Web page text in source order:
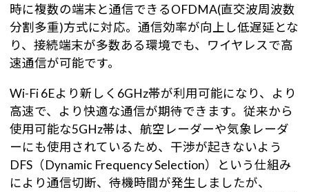
時に複数の端末と通信できるOFDMA(直交波周波数
分割多重)方式に対応。通信効率が向上し低遅延とな
り、接続端末が多数ある環境でも、ワイヤレスで高
速通信が可能です。
Wi-Fi 6Eより新しく6GHz帯が利用可能になり、より
高速で、より快適な通信が期待できます。従来から
使用可能な5GHz帯は、航空レーダーや気象レーダ
ーにも使用されているため、干渉が起きないよう
DFS（Dynamic Frequency Selection）という仕組み
により通信切断、待機時間が発生しましたが、